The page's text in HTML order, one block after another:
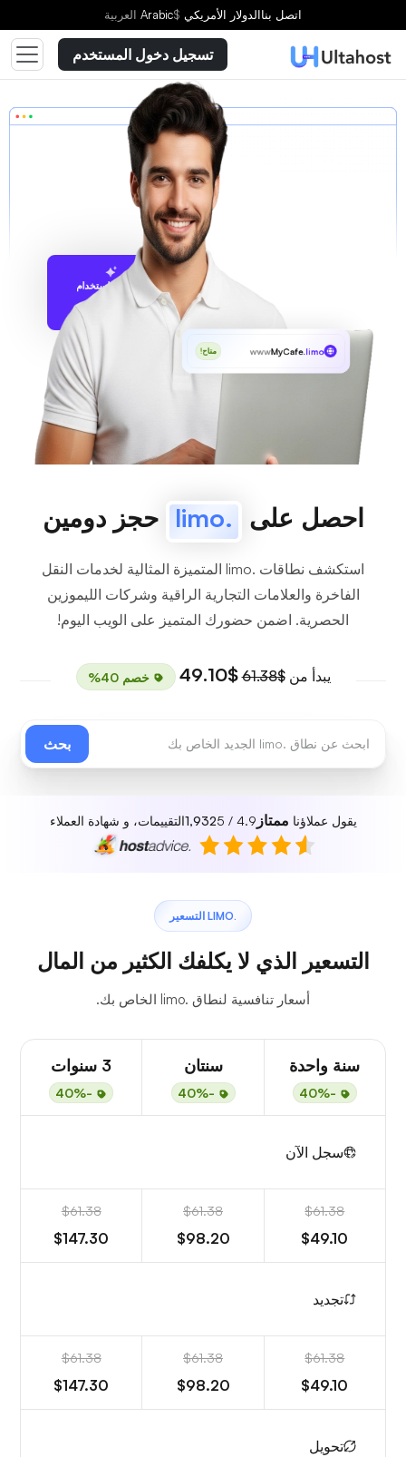
اتصل بناالدولار الأمريكي $
Arabic العربية
تسجيل دخول المستخدم
الاقتراح باستخدام
wwwMyCafe.limo متاح!
احصل على .limo حجز دومين
استكشف نطاقات .limo المتميزة المثالية لخدمات النقل
الفاخرة والعلامات التجارية الراقية وشركات الليموزين
الحصرية. اضمن حضورك المتميز على الويب اليوم!
يبدأ من$61.38
$49.10 خصم 40%
بحث
يقول عملاؤنا ممتاز 4.9 / 5
1,932التقييمات، و شهادة العملاء
.LIMO التسعير
التسعير الذي لا يكلفك الكثير من المال
أسعار تنافسية لنطاق .limo الخاص بك.
سنة واحدة
-40%
سنتان
-40%
3 سنوات
-40%
سجل الآن
$61.38
$49.10
$61.38
$98.20
$61.38
$147.30
تجديد
$61.38
$49.10
$61.38
$98.20
$61.38
$147.30
تحويل